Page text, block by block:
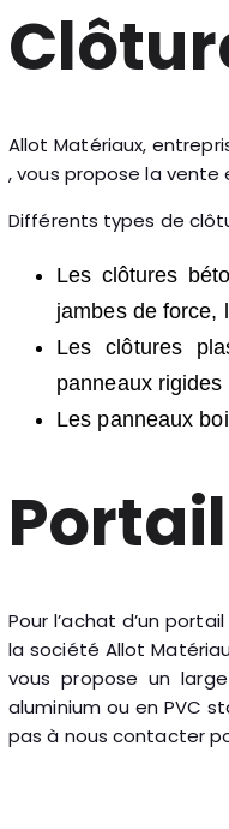
Allot Matériaux,
, vous propose la vente
Différents types de
Les clôtures
jambes de
Les clôtures
panneaux rigides
Les panneaux
Portail
Pour l’achat d’un
la société Allot
vous propose un
aluminium ou en PVC
pas à nous contacter